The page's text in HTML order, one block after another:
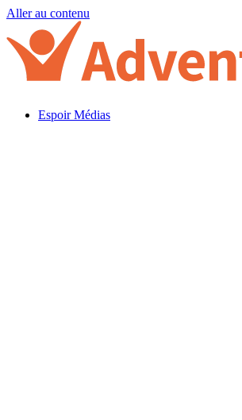
Aller au contenu
Espoir Médias